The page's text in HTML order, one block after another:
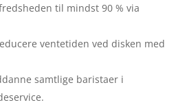
til mindst 90 % via
ventetiden ved disken med
samtlige baristaer i